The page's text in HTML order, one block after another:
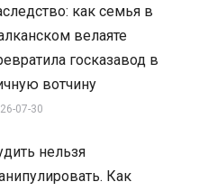
как семья в
велаяте
госказавод в
вотчину
07-30
нельзя
Как